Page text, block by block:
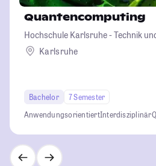
Quantencomputing
Hochschule Karlsruhe - Technik
Karlsruhe
Bachelor
7 Semester
AnwendungsorientiertInterdisziplinär